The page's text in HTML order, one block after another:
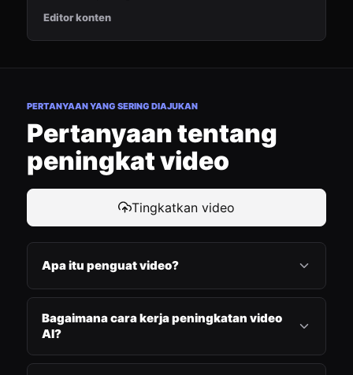
Editor konten
PERTANYAAN YANG SERING DIAJUKAN
Pertanyaan tentang
peningkat video
Tingkatkan video
Apa itu penguat video?
Bagaimana cara kerja peningkatan video
AI?